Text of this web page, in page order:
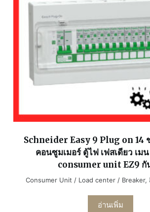
Schneider Easy 9 Plug on 14
คอนซูมเมอร์ ตู้ไฟ เฟสเดียว เม
consumer unit EZ9 กั
Consumer Unit / Load center / Breaker,
อ่านเพิ่ม